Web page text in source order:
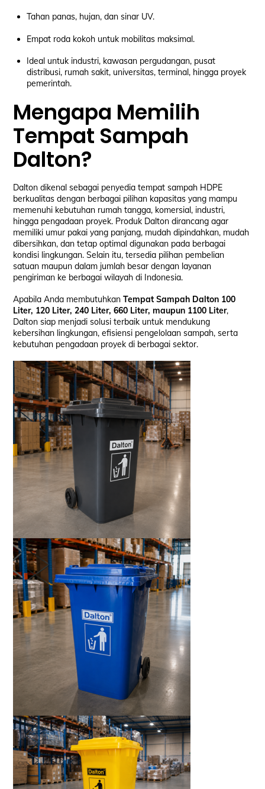
Tahan panas, hujan, dan sinar UV.
Empat roda kokoh untuk mobilitas maksimal.
Ideal untuk industri, kawasan pergudangan, pusat
distribusi, rumah sakit, universitas, terminal, hingga proyek
pemerintah.
Mengapa Memilih
Tempat Sampah
Dalton?
Dalton dikenal sebagai penyedia tempat sampah HDPE
berkualitas dengan berbagai pilihan kapasitas yang mampu
memenuhi kebutuhan rumah tangga, komersial, industri,
hingga pengadaan proyek. Produk Dalton dirancang agar
memiliki umur pakai yang panjang, mudah dipindahkan, mudah
dibersihkan, dan tetap optimal digunakan pada berbagai
kondisi lingkungan. Selain itu, tersedia pilihan pembelian
satuan maupun dalam jumlah besar dengan layanan
pengiriman ke berbagai wilayah di Indonesia.
Apabila Anda membutuhkanTempat Sampah Dalton 100
Liter, 120 Liter, 240 Liter, 660 Liter, maupun 1100 Liter,
Dalton siap menjadi solusi terbaik untuk mendukung
kebersihan lingkungan, efisiensi pengelolaan sampah, serta
kebutuhan pengadaan proyek di berbagai sektor.